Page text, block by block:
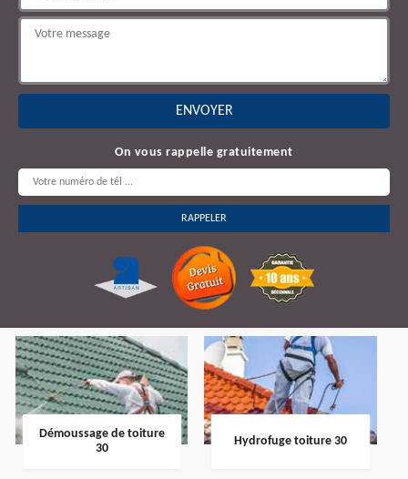
On vous rappelle gratuitement
Démoussage de toiture
30
Hydrofuge toiture 30